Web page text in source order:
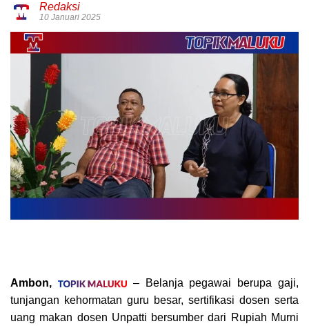
Redaksi
10 Januari 2025
Ambon,
– Belanja pegawai berupa gaji,
tunjangan kehormatan guru besar, sertifikasi dosen serta
uang makan dosen Unpatti bersumber dari Rupiah Murni